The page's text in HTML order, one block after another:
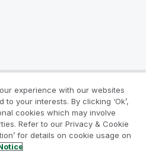
experience with our websites
your interests. By clicking ‘Ok’,
cookies which may involve
Refer to our Privacy & Cookie
for details on cookie usage on